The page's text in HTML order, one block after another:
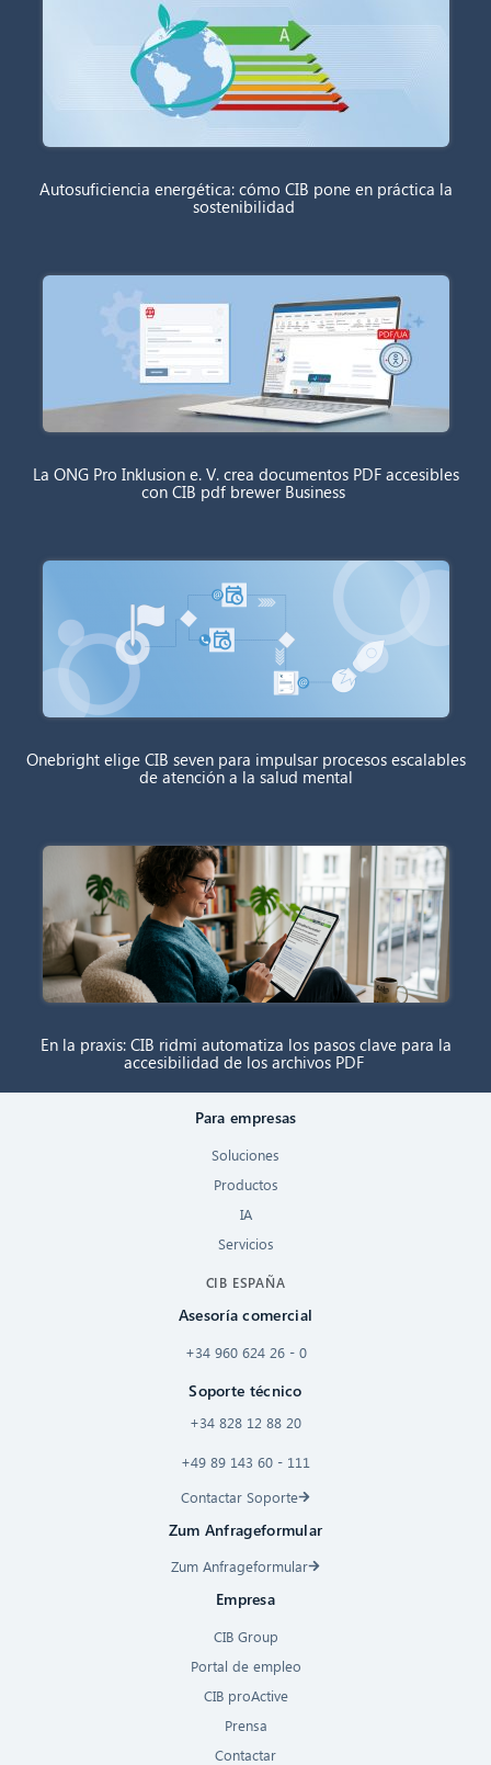
Autosuficiencia energética: cómo CIB pone en práctica la
sostenibilidad
La ONG Pro Inklusion e. V. crea documentos PDF accesibles
con CIB pdf brewer Business
Onebright elige CIB seven para impulsar procesos escalables
de atención a la salud mental
En la praxis: CIB ridmi automatiza los pasos clave para la
accesibilidad de los archivos PDF
Para empresas
Soluciones
Productos
IA
Servicios
CIB ESPAÑA
Asesoría comercial
+34 960 624 26 - 0
Soporte técnico
+34 828 12 88 20
+49 89 143 60 - 111
Contactar Soporte
Zum Anfrageformular
Zum Anfrageformular
Empresa
CIB Group
Portal de empleo
CIB proActive
Prensa
Contactar